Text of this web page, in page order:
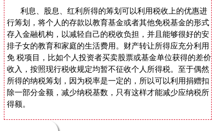
利息、股息、红利所得的筹划可以利用税收上的优惠进
行筹划，将个人的存款以教育基金或者其他免税基金的形式
存入金融机构，以减轻自己的税收负担，并且能够很好的安
排子女的教育和家庭的生活费用。财产转让所得应充分利用
免 税项目，比如个人投资者买卖股票或基金单位获得的差价
收入，按照现行税收规定均暂不征收个人所得税。至于偶然
所得的纳税筹划，因为税率是一定的，所以可以利用捐赠扣
除一部分金额，减少纳税基数，只有这样才能减少应纳税所
得额。